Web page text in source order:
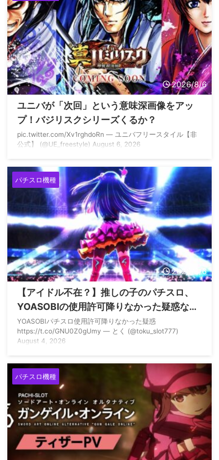
2026/8/6
ユニバが「次回」という意味深画像をアッ
プ！バジリスクシリーズくるか？
pic.twitter.com/Xv1rghdoRn — ユニバフリースタイル【非
公式】 (@UE_freestyle) August 6, 2026
パチスロ機種
2026/8/6
【アイドル不在？】推しの子のパチスロ、
YOASOBIの使用許可降りなかった疑惑ない
か？
YOASOBIパチスロ使用許可降りなかった疑惑
https://t.co/GNU0Z0gUmy — とく (@toku_slot777)
August 4, 2026
パチスロ機種